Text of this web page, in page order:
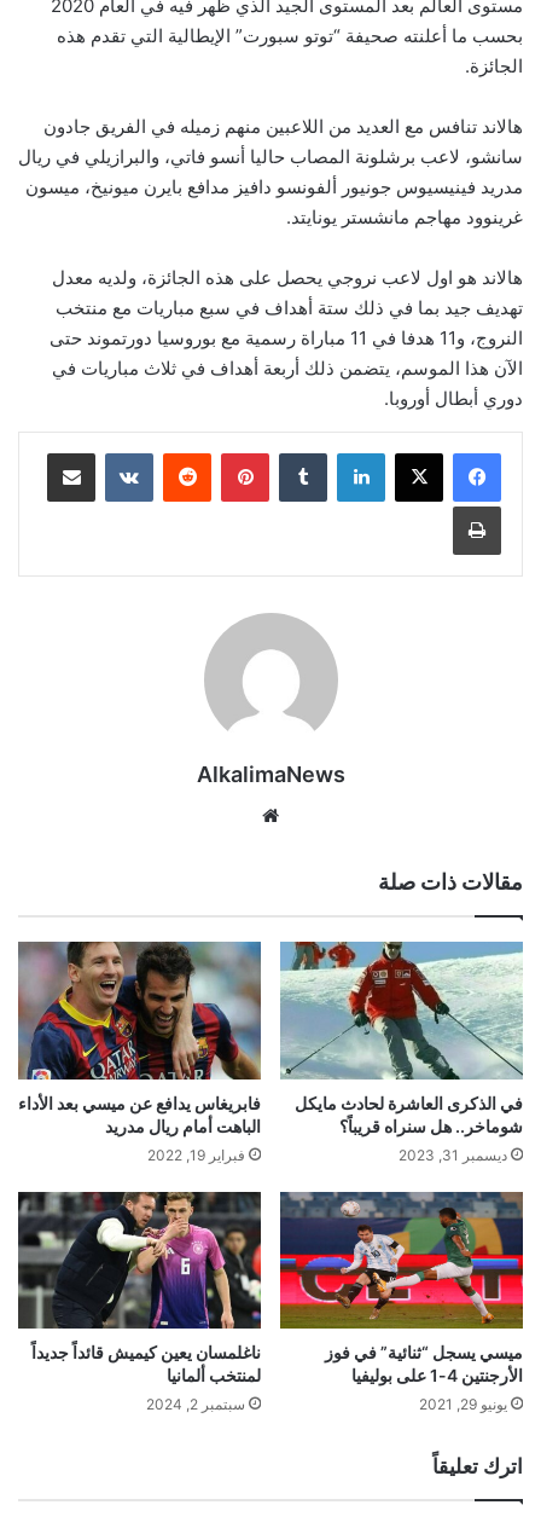
مستوى العالم بعد المستوى الجيد الذي ظهر فيه في العام 2020
بحسب ما أعلنته صحيفة “توتو سبورت” الإيطالية التي تقدم هذه
الجائزة.
هالاند تنافس مع العديد من اللاعبين منهم زميله في الفريق جادون
سانشو، لاعب برشلونة المصاب حاليا أنسو فاتي، والبرازيلي في ريال
مدريد فينيسيوس جونيور ألفونسو دافيز مدافع بايرن ميونيخ، ميسون
غرينوود مهاجم مانشستر يونايتد.
هالاند هو اول لاعب نروجي يحصل على هذه الجائزة، ولديه معدل
تهديف جيد بما في ذلك ستة أهداف في سبع مباريات مع منتخب
النروج، و11 هدفا في 11 مباراة رسمية مع بوروسيا دورتموند حتى
الآن هذا الموسم، يتضمن ذلك أربعة أهداف في ثلاث مباريات في
دوري أبطال أوروبا.
لينكدإن بينتيريست
AlkalimaNews
مقالات ذات صلة
في الذكرى العاشرة لحادث مايكل
شوماخر.. هل سنراه قريباً؟
ديسمبر 31, 2023
فابريغاس يدافع عن ميسي بعد الأداء
الباهت أمام ريال مدريد
فبراير 19, 2022
ميسي يسجل “ثنائية” في فوز
الأرجنتين 4-1 على بوليفيا
يونيو 29, 2021
ناغلمسان يعين كيميش قائداً جديداً
لمنتخب ألمانيا
سبتمبر 2, 2024
اترك تعليقاً